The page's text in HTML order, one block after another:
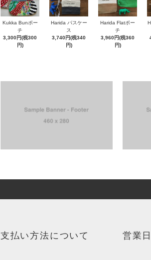
Kukka Bunポー
チ
3,300円(税300
円)
Harida パスケー
ス
3,740円(税340
円)
Harida Flatポー
チ
3,960円(税360
円)
支払い方法について 営業